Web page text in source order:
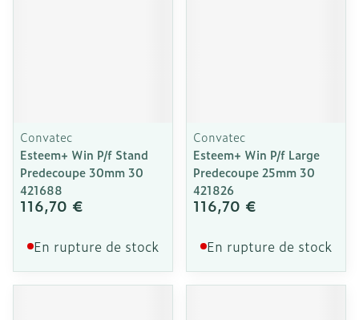
Convatec
Esteem+ Win P/f Stand
Predecoupe 30mm 30
421688
116,70 €
En rupture de stock
Convatec
Esteem+ Win P/f Large
Predecoupe 25mm 30
421826
116,70 €
En rupture de stock